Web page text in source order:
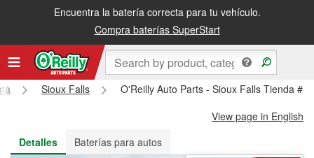
Encuentra la batería correcta para tu vehículo.
Compra baterías SuperStart
Recibe tu orden gratis al día siguiente o recógela en la tienda
Sioux Falls
O'Reilly Auto Parts - Sioux Falls Tienda
View page in English
Detalles
Baterías para autos